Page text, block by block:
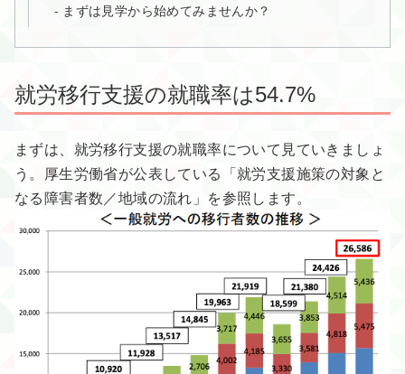
まずは見学から始めてみませんか？
就労移行支援の就職率は54.7%
まずは、就労移行支援の就職率について見ていきましょ
う。厚生労働省が公表している「就労支援施策の対象と
なる障害者数／地域の流れ」を参照します。